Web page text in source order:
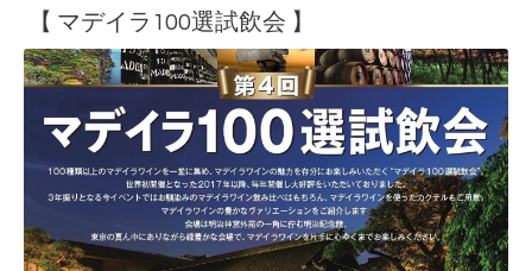
【 マデイラ100選試飲会 】